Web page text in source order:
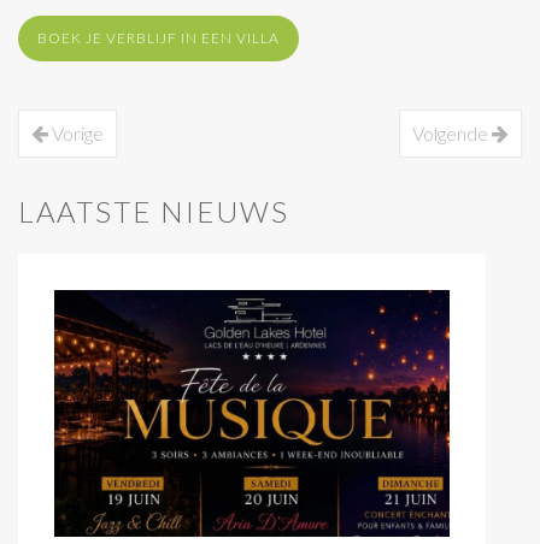
BOEK JE VERBLIJF IN EEN VILLA
Vorige Volgende
LAATSTE NIEUWS